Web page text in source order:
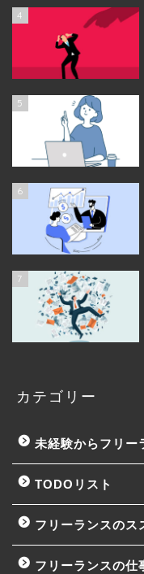
4
5
6
7
カテゴリー
未経験からフリー
TODOリスト
フリーランスのス
フリーランスの仕